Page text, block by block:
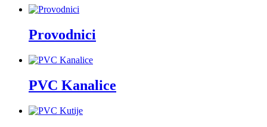
Provodnici
PVC Kanalice